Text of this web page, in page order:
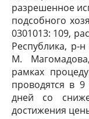
разрешенное
подсобного
0301013: 109,
Республика, р-
М.
рамках
проводятся в
дней со
достижения